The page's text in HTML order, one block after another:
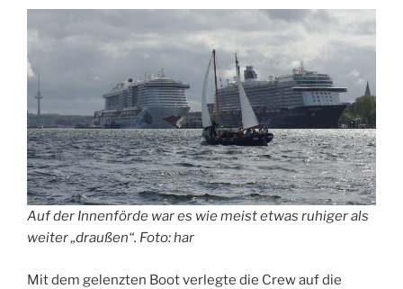
Auf der Innenförde war es wie meist etwas ruhiger als
weiter „draußen“. Foto: har
Mit dem gelenzten Boot verlegte die Crew auf die